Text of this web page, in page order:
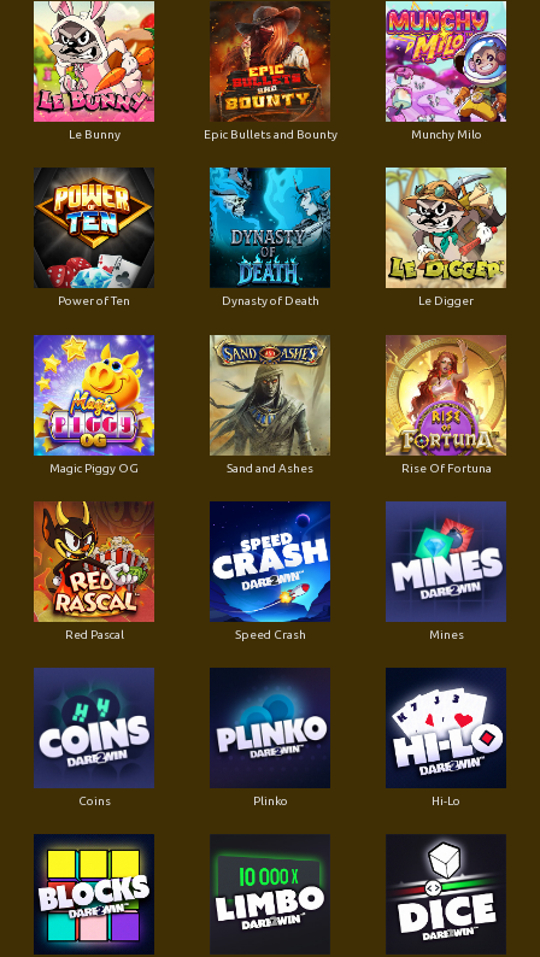
Le Bunny Epic Bullets and Bounty Munchy Milo
Power of Ten Dynasty of Death Le Digger
Magic Piggy OG Sand and Ashes Rise Of Fortuna
Red Pascal Speed Crash Mines
Coins Plinko Hi-Lo